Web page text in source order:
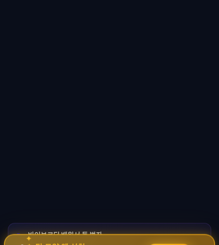
🚀바이브코딩 배워서 돈 벌자
코딩 몰라도 AI로 자동화 수익 시스템 구축 · 무료
✦ ✧